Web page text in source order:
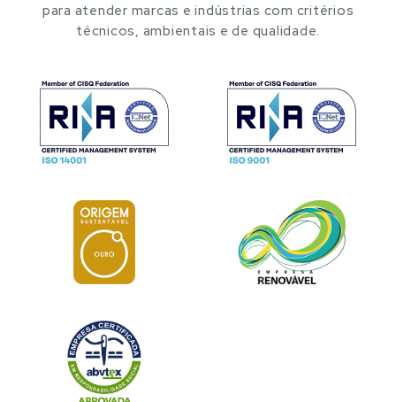
para atender marcas e indústrias com critérios
técnicos, ambientais e de qualidade.